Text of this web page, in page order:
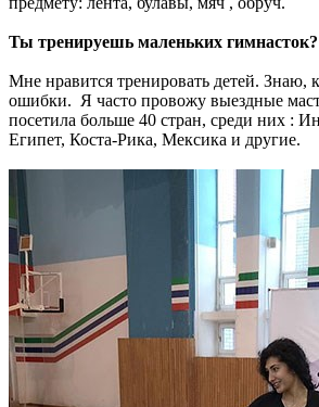
Ты тренируешь маленьких гимнасток?
Мне нравится тренировать детей. Знаю,
ошибки. Я часто провожу выездные
посетила больше 40 стран, среди них :
Египет, Коста-Рика, Мексика и другие.